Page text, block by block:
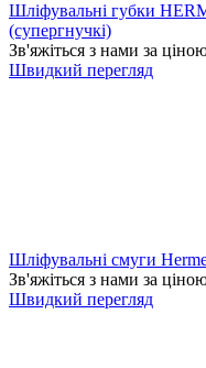
Шліфувальні губки
(супергнучкі)
Зв'яжіться з нами за
Швидкий перегляд
Шліфувальні смуги
Зв'яжіться з нами за
Швидкий перегляд